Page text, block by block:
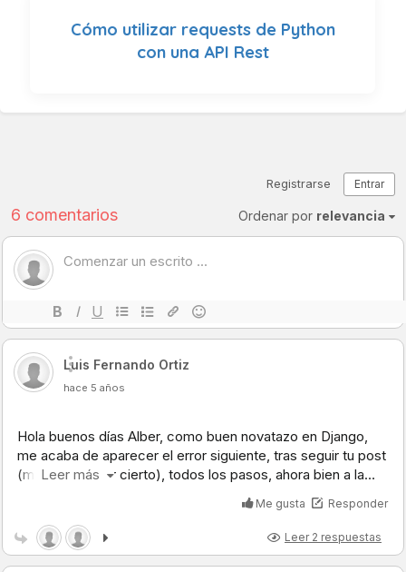
Cómo utilizar requests de Python
con una API Rest